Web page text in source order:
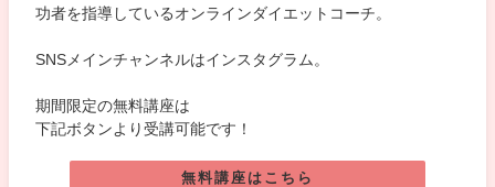
功者を指導しているオンラインダイエットコーチ。
SNSメインチャンネルはインスタグラム。
期間限定の無料講座は
下記ボタンより受講可能です！
無料講座はこちら